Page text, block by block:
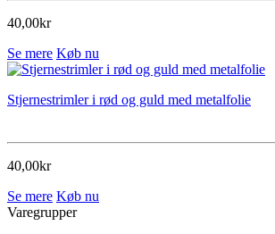
40,00kr
Se mere Køb nu
Stjernestrimler i rød og guld med metalfolie
40,00kr
Se mere Køb nu
Varegrupper